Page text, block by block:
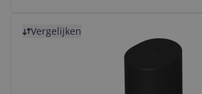
Vergelijken